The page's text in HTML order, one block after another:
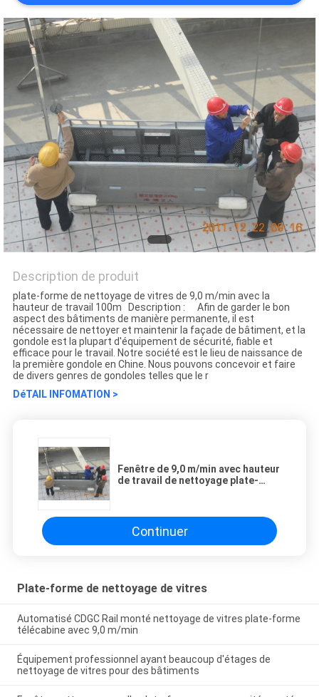
COMPANY
NEWS
Description de produit
plate-forme de nettoyage de vitres de 9,0 m/min avec la
hauteur de travail 100m Description : Afin de garder le bon
aspect des bâtiments de manière permanente, il est
nécessaire de nettoyer et maintenir la façade de bâtiment, et la
gondole est la plupart d'équipement de sécurité, fiable et
efficace pour le travail. Notre société est le lieu de naissance de
la première gondole en Chine. Nous pouvons concevoir et faire
de divers genres de gondoles telles que le r
DéTAIL INFOMATION >
Fenêtre de 9,0 m/min avec hauteur
de travail de nettoyage plate-
Continuer
Plate-forme de nettoyage de vitres
Automatisé CDGC Rail monté nettoyage de vitres plate-forme
télécabine avec 9,0 m/min
Équipement professionnel ayant beaucoup d'étages de
nettoyage de vitres pour des bâtiments